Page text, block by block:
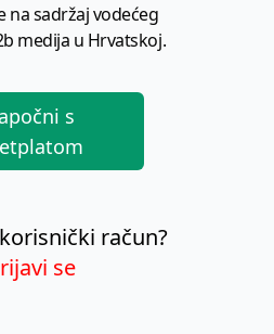
na sadržaj vodećeg
medija u Hrvatskoj.
s
račun?
se